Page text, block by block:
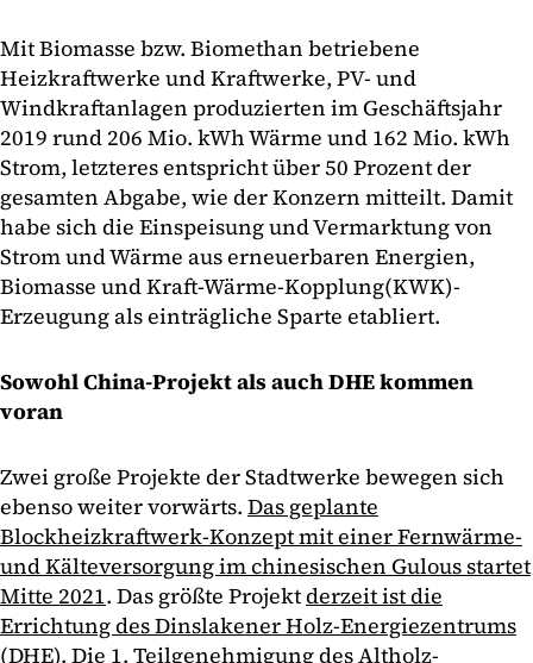
Mit Biomasse bzw. Biomethan betriebene
Heizkraftwerke und Kraftwerke, PV- und
Windkraftanlagen produzierten im Geschäftsjahr
2019 rund 206 Mio. kWh Wärme und 162 Mio. kWh
Strom, letzteres entspricht über 50 Prozent der
gesamten Abgabe, wie der Konzern mitteilt. Damit
habe sich die Einspeisung und Vermarktung von
Strom und Wärme aus erneuerbaren Energien,
Biomasse und Kraft-Wärme-Kopplung(KWK)-
Erzeugung als einträgliche Sparte etabliert.
Sowohl China-Projekt als auch DHE kommen
voran
Zwei große Projekte der Stadtwerke bewegen sich
ebenso weiter vorwärts. Das geplante
Blockheizkraftwerk-Konzept mit einer Fernwärme-
und Kälteversorgung im chinesischen Gulous startet
Mitte 2021. Das größte Projektderzeit ist die
Errichtung des Dinslakener Holz-Energiezentrums
(DHE). Die 1. Teilgenehmigung des Altholz-